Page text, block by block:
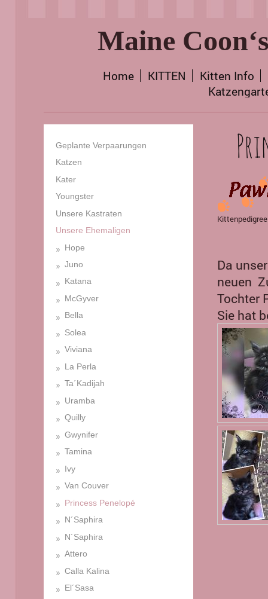
Maine
Home KITTEN Kitten Info
Kittenpedigree
Da
neuen
Tochter
Sie hat
Geplante Verpaarungen
Katzen
Kater
Youngster
Unsere Kastraten
Unsere Ehemaligen
Hope
Juno
Katana
McGyver
Bella
Solea
Viviana
La Perla
Ta´Kadijah
Uramba
Quilly
Gwynifer
Tamina
Ivy
Van Couver
Princess Penelopé
N´Saphira
N´Saphira
Attero
Calla Kalina
El´Sasa